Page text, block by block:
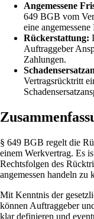
Angemessene
649 BGB vom
eine
Rückerstattung:
Auftraggeber
Zahlungen.
Vertragsrücktritt
§ 649 BGB regelt die
einem Werkvertrag. Es
Rechtsfolgen des
angemessen handeln zu
Mit Kenntnis der
können Auftraggeber
klar definieren und